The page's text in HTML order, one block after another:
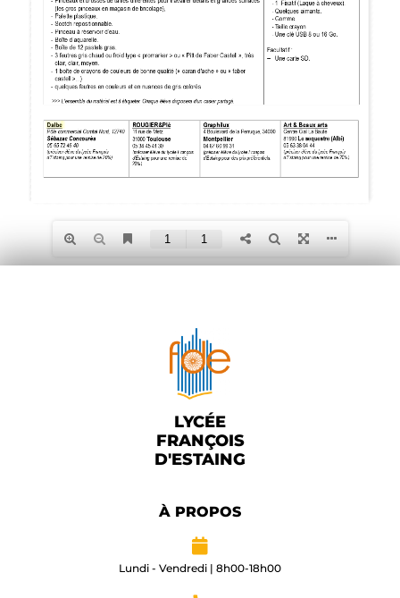
LYCÉE
FRANÇOIS
D'ESTAING
À PROPOS
Lundi - Vendredi | 8h00-18h00